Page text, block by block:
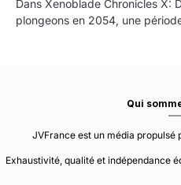
Dans Xenoblade Chronicles X:
plongeons en 2054, une
Qui
JVFrance est un média propulsé
Exhaustivité, qualité et indépendance